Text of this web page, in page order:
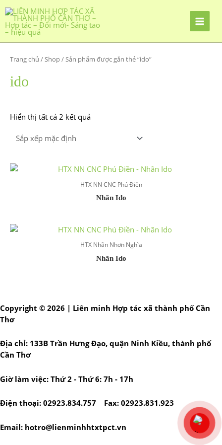
Nhảy
tới
nội
Trang chủ /Shop/ Sản phẩm được gắn thẻ “ido”
ido
Hiển thị tất cả 2 kết quả
HTX NN CNC Phú Điền
Nhãn Ido
HTX Nhãn Nhơn Nghĩa
Nhãn Ido
Copyright © 2026 | Liên minh Hợp tác xã thành phố Cần
Thơ
Địa chỉ: 133B Trần Hưng Đạo, quận Ninh Kiều, thành phố
Cần Thơ
Giờ làm việc: Thứ 2 - Thứ 6: 7h - 17h
Điện thoại: 02923.834.757 Fax: 02923.831.923
Email: hotro@lienminhhtxtpct.vn